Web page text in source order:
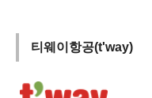
티웨이항공(t'way)